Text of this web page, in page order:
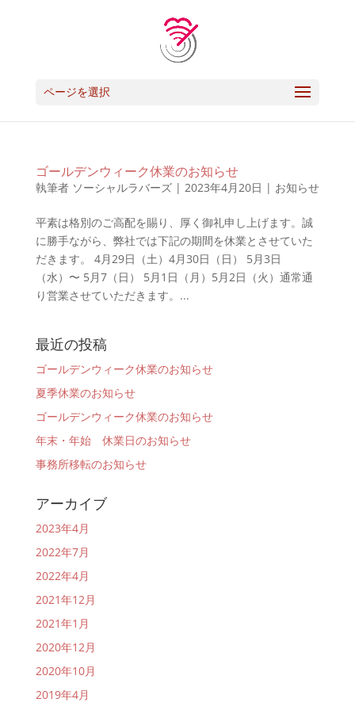
ページを選択
ゴールデンウィーク休業のお知らせ
執筆者 ソーシャルラバーズ| 2023年4月20日 | お知らせ
平素は格別のご高配を賜り、厚く御礼申し上げます。誠
に勝手ながら、弊社では下記の期間を休業とさせていた
だきます。 4月29日（土）4月30日（日） 5月3日
（水）〜 5月7（日） 5月1日（月）5月2日（火）通常通
り営業させていただきます。...
最近の投稿
ゴールデンウィーク休業のお知らせ
夏季休業のお知らせ
ゴールデンウィーク休業のお知らせ
年末・年始 休業日のお知らせ
事務所移転のお知らせ
アーカイブ
2023年4月
2022年7月
2022年4月
2021年12月
2021年1月
2020年12月
2020年10月
2019年4月